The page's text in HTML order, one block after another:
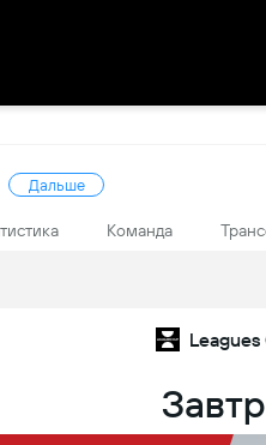
Дальше
Команда
Leagues